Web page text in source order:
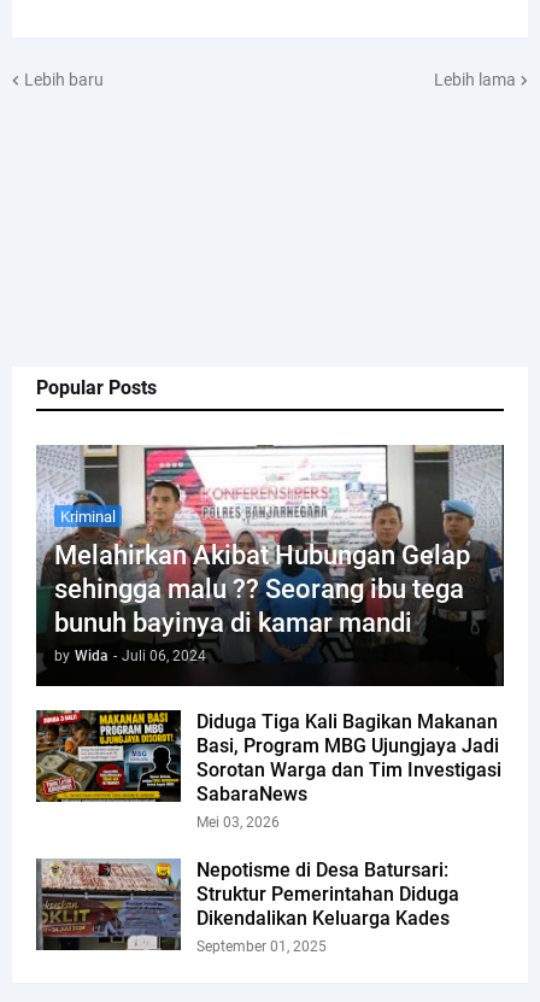
Popular Posts
Kriminal
Melahirkan Akibat Hubungan Gelap
sehingga malu ?? Seorang ibu tega
bunuh bayinya di kamar mandi
by Wida - Juli 06, 2024
Diduga Tiga Kali Bagikan Makanan
Basi, Program MBG Ujungjaya Jadi
Sorotan Warga dan Tim Investigasi
SabaraNews
Mei 03, 2026
Nepotisme di Desa Batursari:
Struktur Pemerintahan Diduga
Dikendalikan Keluarga Kades
September 01, 2025
Lebih baru Lebih lama